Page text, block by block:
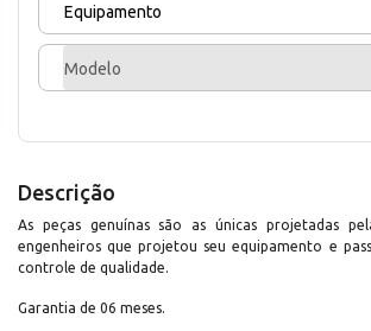
Equipamento
Modelo
Descrição
As peças genuínas são as únicas projetadas
engenheiros que projetou seu equipamento e
controle de qualidade.
Garantia de 06 meses.